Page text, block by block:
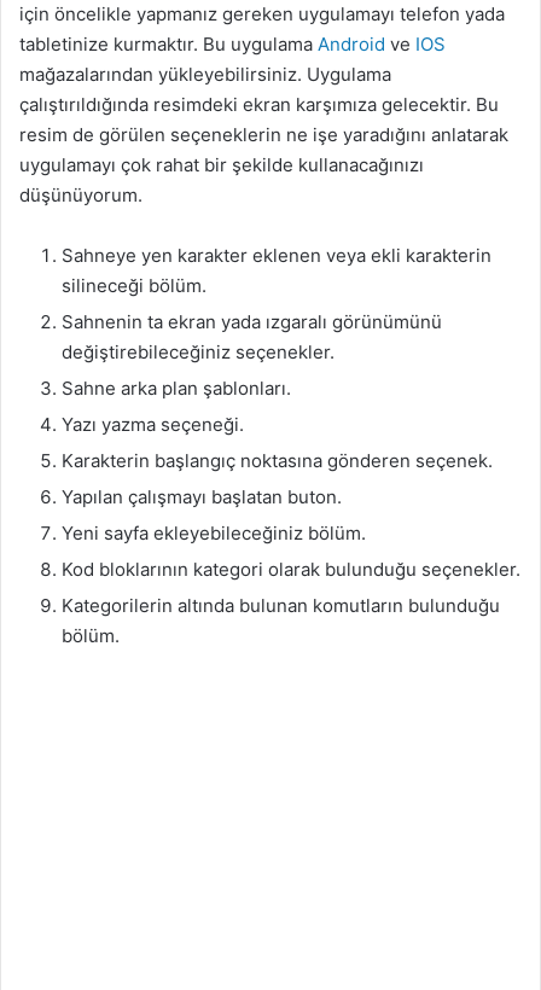
için öncelikle yapmanız gereken uygulamayı telefon yada
tabletinize kurmaktır. Bu uygulama Android ve IOS
mağazalarından yükleyebilirsiniz. Uygulama
çalıştırıldığında resimdeki ekran karşımıza gelecektir. Bu
resim de görülen seçeneklerin ne işe yaradığını anlatarak
uygulamayı çok rahat bir şekilde kullanacağınızı
düşünüyorum.
Sahneye yen karakter eklenen veya ekli karakterin
silineceği bölüm.
Sahnenin ta ekran yada ızgaralı görünümünü
değiştirebileceğiniz seçenekler.
Sahne arka plan şablonları.
Yazı yazma seçeneği.
Karakterin başlangıç noktasına gönderen seçenek.
Yapılan çalışmayı başlatan buton.
Yeni sayfa ekleyebileceğiniz bölüm.
Kod bloklarının kategori olarak bulunduğu seçenekler.
Kategorilerin altında bulunan komutların bulunduğu
bölüm.